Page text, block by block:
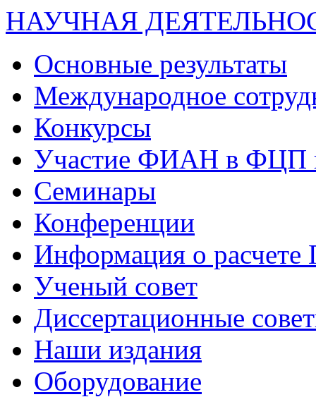
НАУЧНАЯ
Основные результаты
Международное
Конкурсы
Участие ФИАН в ФЦП
Семинары
Конференции
Информация о
Ученый совет
Диссертационные
Наши издания
Оборудование